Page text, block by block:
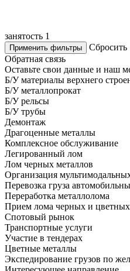
занятость 1
Применить фильтры
Сбросить
Обратная связь
Оставьте свои данные и наш
Б/У материалы верхнего
Б/У металлопрокат
Б/У рельсы
Б/У трубы
Демонтаж
Драгоценные металлы
Комплексное обслуживание
Легированный лом
Лом черных металлов
Организация
Перевозка груза
Переработка металлолома
Прием лома черных и цветных
Спотовый рынок
Транспортные услуги
Участие в тендерах
Цветные металлы
Экспедирование грузов по